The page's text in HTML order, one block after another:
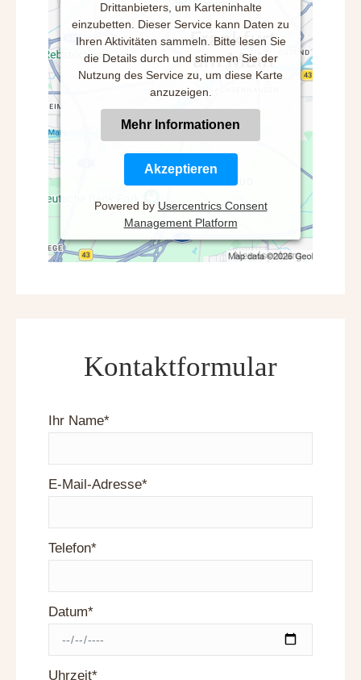
Drittanbieters, um Karteninhalte
einzubetten. Dieser Service kann Daten zu
Ihren Aktivitäten sammeln. Bitte lesen Sie
die Details durch und stimmen Sie der
Nutzung des Service zu, um diese Karte
anzuzeigen.
Mehr Informationen
Akzeptieren
Powered by Usercentrics Consent
Management Platform
Kontaktformular
Ihr Name*
E-Mail-Adresse*
Telefon*
Datum*
Uhrzeit*